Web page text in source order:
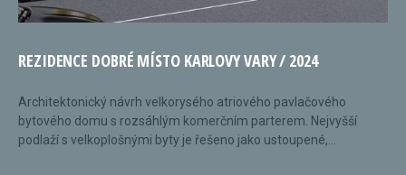
REZIDENCE DOBRÉ MÍSTO KARLOVY VARY / 2024
Architektonický návrh velkorysého atriového pavlačového
bytového domu s rozsáhlým komerčním parterem. Nejvyšší
podlaží s velkoplošnými byty je řešeno jako ustoupené,...